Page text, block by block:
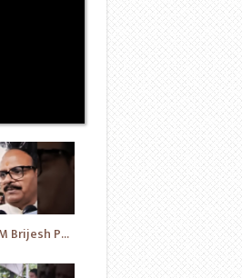
Deputy CM Brijesh Pathak ने दी MP Uma Shankar के लिए की प्रार्थना | Uttar Pradesh News #shorts #yt